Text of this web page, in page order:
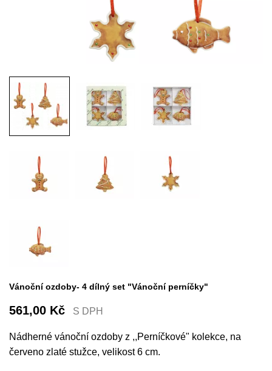
Vánoční ozdoby- 4 dílný set "Vánoční perníčky"
561,00 Kč S DPH
Nádherné vánoční ozdoby z ,,Perníčkové" kolekce, na
červeno zlaté stužce, velikost 6 cm.